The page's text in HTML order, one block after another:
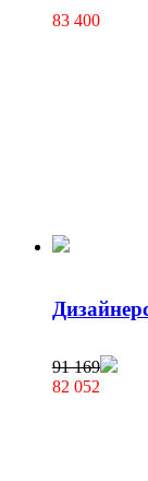
83 400
91 169
82 052